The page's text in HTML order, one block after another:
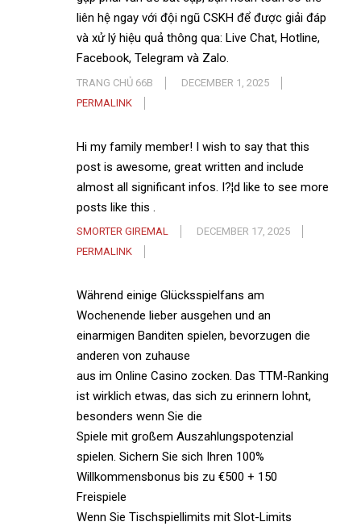
liên hệ ngay với đội ngũ CSKH để được giải đáp
và xử lý hiệu quả thông qua: Live Chat, Hotline,
Facebook, Telegram và Zalo.
TRANG CHỦ 66B
DECEMBER 1, 2025
PERMALINK
Hi my family member! I wish to say that this
post is awesome, great written and include
almost all significant infos. I?¦d like to see more
posts like this .
SMORTER GIREMAL
DECEMBER 17, 2025
PERMALINK
Während einige Glücksspielfans am
Wochenende lieber ausgehen und an
einarmigen Banditen spielen, bevorzugen die
anderen von zuhause
aus im Online Casino zocken. Das TTM-Ranking
ist wirklich etwas, das sich zu erinnern lohnt,
besonders wenn Sie die
Spiele mit großem Auszahlungspotenzial
spielen. Sichern Sie sich Ihren 100%
Willkommensbonus bis zu €500 + 150
Freispiele
Wenn Sie Tischspiellimits mit Slot-Limits